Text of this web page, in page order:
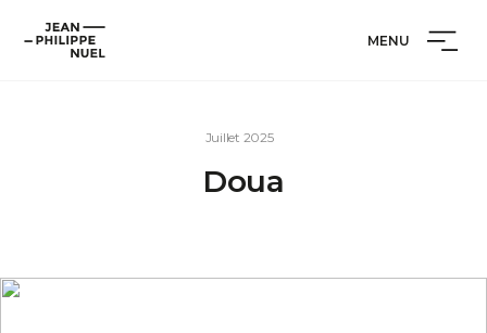
contenu
Jean-
Philippe
MENU
Juillet 2025
Doua